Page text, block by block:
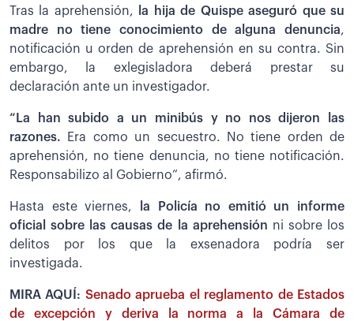
Tras la aprehensión,
la hija de Quispe aseguró que su
madre no tiene conocimiento de alguna denuncia,
notificación u orden de aprehensión en su contra. Sin
embargo, la exlegisladora deberá prestar su
declaración ante un investigador.
“La han subido a un minibús y no nos dijeron las
razones.
Era como un secuestro. No tiene orden de
aprehensión, no tiene denuncia, no tiene notificación.
Responsabilizo al Gobierno”, afirmó.
Hasta este viernes,
la Policía no emitió un informe
oficial sobre las causas de la aprehensión ni sobre los
delitos por los que la exsenadora podría ser
investigada.
MIRA AQUÍ: Senado aprueba el reglamento de Estados
de excepción y deriva la norma a la Cámara de